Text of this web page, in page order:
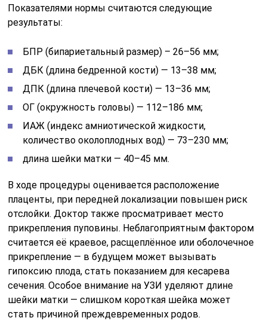
Показателями нормы считаются следующие
результаты:
БПР (бипариетальный размер) – 26–56 мм;
ДБК (длина бедренной кости) — 13–38 мм;
ДПК (длина плечевой кости) — 13–36 мм;
ОГ (окружность головы) — 112–186 мм;
ИАЖ (индекс амниотической жидкости,
количество околоплодных вод) — 73–230 мм;
длина шейки матки — 40–45 мм.
В ходе процедуры оценивается расположение
плаценты, при передней локализации повышен риск
отслойки. Доктор также просматривает место
прикрепления пуповины. Неблагоприятным фактором
считается её краевое, расщеплённое или оболочечное
прикрепление — в будущем может вызывать
гипоксию плода, стать показанием для кесарева
сечения. Особое внимание на УЗИ уделяют длине
шейки матки — слишком короткая шейка может
стать причиной преждевременных родов.